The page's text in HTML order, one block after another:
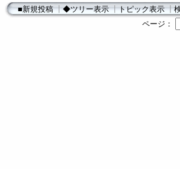
■新規投稿┃◆ツリー表示┃トピック表示┃
ページ：